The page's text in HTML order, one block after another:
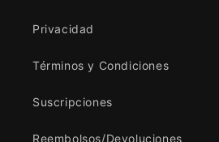
Privacidad
Términos y Condiciones
Suscripciones
Reembolsos/Devoluciones